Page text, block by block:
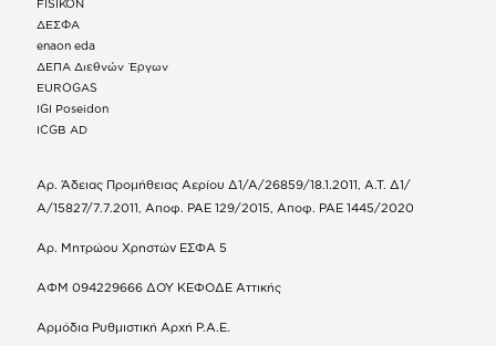
FISIKON
ΔΕΣΦΑ
enaon eda
ΔΕΠΑ Διεθνών Έργων
EUROGAS
IGI Poseidon
ICGB AD
Αρ. Άδειας Προμήθειας Αερίου Δ1/Α/26859/18.1.2011, Α.Τ. Δ1/
Α/15827/7.7.2011, Αποφ. ΡΑΕ 129/2015, Αποφ. ΡΑΕ 1445/2020
Αρ. Μητρώου Χρηστών ΕΣΦΑ 5
ΑΦΜ 094229666 ΔΟΥ ΚΕΦΟΔΕ Αττικής
Αρμόδια Ρυθμιστική Αρχή Ρ.Α.Ε.